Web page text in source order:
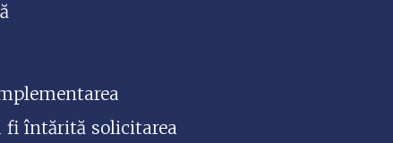
fi întărită solicitarea